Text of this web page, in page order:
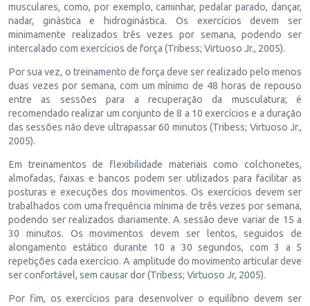
musculares, como, por exemplo, caminhar, pedalar parado, dançar,
nadar, ginástica e hidroginástica. Os exercícios devem ser
minimamente realizados três vezes por semana, podendo ser
intercalado com exercícios de força (Tribess; Virtuoso Jr., 2005).
Por sua vez, o treinamento de força deve ser realizado pelo menos
duas vezes por semana, com um mínimo de 48 horas de repouso
entre as sessões para a recuperação da musculatura; é
recomendado realizar um conjunto de 8 a 10 exercícios e a duração
das sessões não deve ultrapassar 60 minutos (Tribess; Virtuoso Jr.,
2005).
Em treinamentos de flexibilidade materiais como colchonetes,
almofadas, faixas e bancos podem ser utilizados para facilitar as
posturas e execuções dos movimentos. Os exercícios devem ser
trabalhados com uma frequência mínima de três vezes por semana,
podendo ser realizados diariamente. A sessão deve variar de 15 a
30 minutos. Os movimentos devem ser lentos, seguidos de
alongamento estático durante 10 a 30 segundos, com 3 a 5
repetições cada exercício. A amplitude do movimento articular deve
ser confortável, sem causar dor (Tribess; Virtuoso Jr, 2005).
Por fim, os exercícios para desenvolver o equilíbrio devem ser